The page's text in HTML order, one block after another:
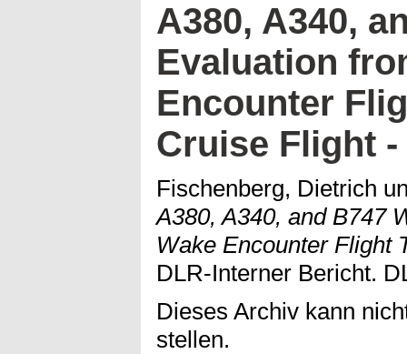
A380, A340,
Evaluation
Encounter
Cruise Flight -
Fischenberg, Dietrich
A380, A340, and B747
Wake Encounter Flight
DLR-Interner Bericht.
Dieses Archiv kann
stellen.